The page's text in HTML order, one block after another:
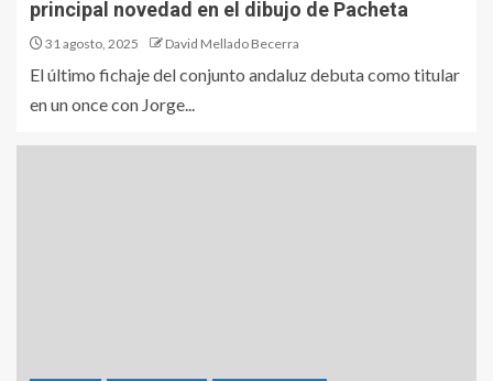
principal novedad en el dibujo de Pacheta
31 agosto, 2025 David Mellado Becerra
El último fichaje del conjunto andaluz debuta como titular
en un once con Jorge...